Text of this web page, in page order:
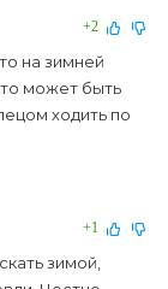
+2
на зимней
может быть
ходить по
+1
зимой,